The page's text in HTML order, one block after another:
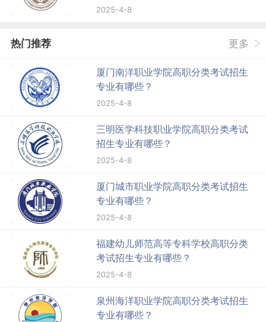
标准
2025-4-8
热门推荐 更多
厦门南洋职业学院高职分类考试招生
专业有哪些？
2025-4-8
三明医学科技职业学院高职分类考试
招生专业有哪些？
2025-4-8
厦门城市职业学院高职分类考试招生
专业有哪些？
2025-4-8
福建幼儿师范高等专科学校高职分类
考试招生专业有哪些？
2025-4-8
泉州海洋职业学院高职分类考试招生
专业有哪些？